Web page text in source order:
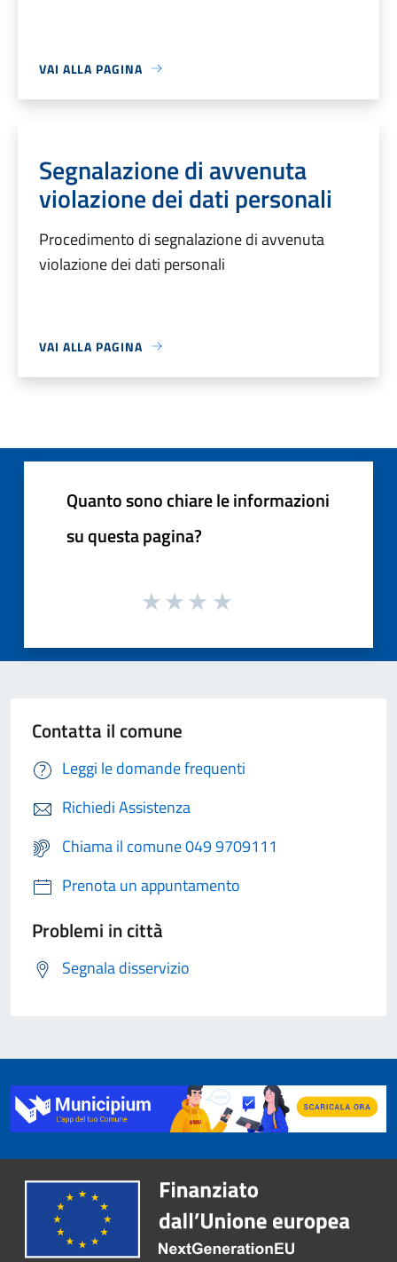
VAI ALLA PAGINA
Segnalazione di avvenuta
violazione dei dati personali
Procedimento di segnalazione di avvenuta
violazione dei dati personali
VAI ALLA PAGINA
Quanto sono chiare le informazioni
su questa pagina?
Contatta il comune
Leggi le domande frequenti
Richiedi Assistenza
Chiama il comune 049 9709111
Prenota un appuntamento
Problemi in città
Segnala disservizio